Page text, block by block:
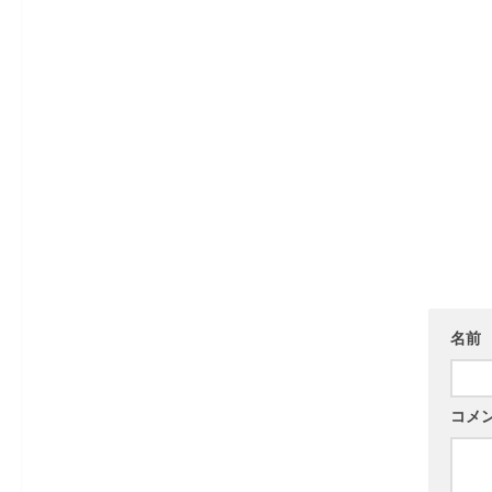
名前
コメ